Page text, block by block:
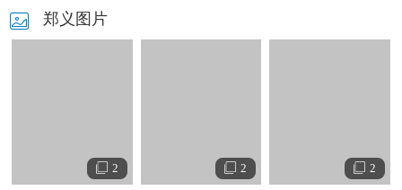
1981年，毕业分配到晋中地区文联，任文学期刊编辑。
的变革生活和民族性格方面，有新的开掘和大胆的探索。
郑义图片
2 2 2